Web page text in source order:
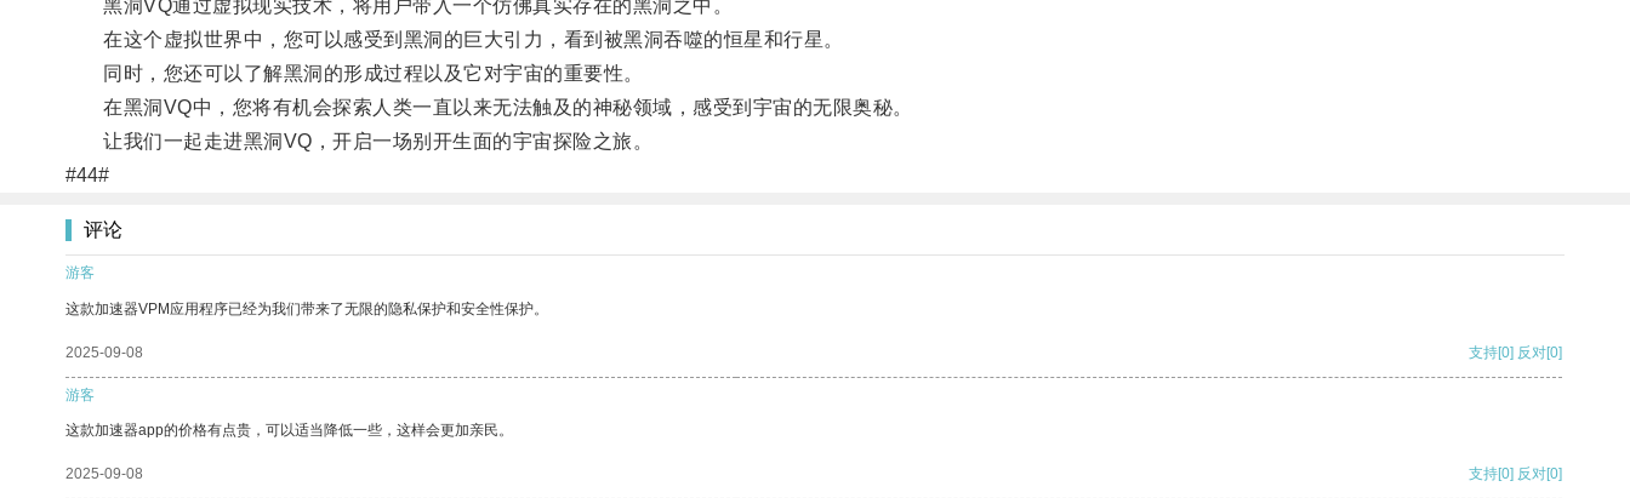
黑洞VQ通过虚拟现实技术，将用户带入一个仿佛真实存在的黑洞之中。
在这个虚拟世界中，您可以感受到黑洞的巨大引力，看到被黑洞吞噬的恒星和行星。
同时，您还可以了解黑洞的形成过程以及它对宇宙的重要性。
在黑洞VQ中，您将有机会探索人类一直以来无法触及的神秘领域，感受到宇宙的无限奥秘。
让我们一起走进黑洞VQ，开启一场别开生面的宇宙探险之旅。
#44#
评论
游客
这款加速器VPM应用程序已经为我们带来了无限的隐私保护和安全性保护。
2025-09-08 支持[0] 反对[0]
游客
这款加速器app的价格有点贵，可以适当降低一些，这样会更加亲民。
2025-09-08 支持[0] 反对[0]